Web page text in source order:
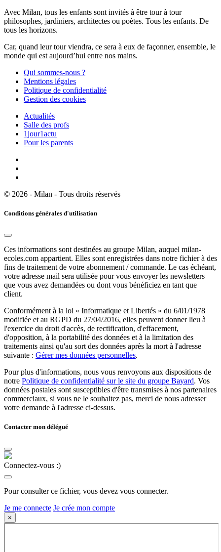
Avec Milan, tous les enfants sont invités à être tour à tour
philosophes, jardiniers, architectes ou poètes. Tous les enfants. De
tous les horizons.
Car, quand leur tour viendra, ce sera à eux de façonner, ensemble, le
monde qui est aujourd’hui entre nos mains.
Qui sommes-nous ?
Mentions légales
Politique de confidentialité
Gestion des cookies
Actualités
Salle des profs
1jour1actu
Pour les parents
© 2026 - Milan - Tous droits réservés
Conditions générales d'utilisation
Ces informations sont destinées au groupe Milan, auquel milan-
ecoles.com appartient. Elles sont enregistrées dans notre fichier à des
fins de traitement de votre abonnement / commande. Le cas échéant,
votre adresse mail sera utilisée pour vous envoyer les newsletters
que vous avez demandées ou dont vous bénéficiez en tant que
client.
Conformément à la loi « Informatique et Libertés » du 6/01/1978
modifiée et au RGPD du 27/04/2016, elles peuvent donner lieu à
l'exercice du droit d'accès, de rectification, d'effacement,
d'opposition, à la portabilité des données et à la limitation des
traitements ainsi qu'au sort des données après la mort à l'adresse
suivante : Gérer mes données personnelles.
Pour plus d'informations, nous vous renvoyons aux dispositions de
notre Politique de confidentialité sur le site du groupe Bayard. Vos
données postales sont susceptibles d'être transmises à nos partenaires
commerciaux, si vous ne le souhaitez pas, merci de nous adresser
votre demande à l'adresse ci-dessus.
Contacter mon délégué
Connectez-vous :)
Pour consulter ce fichier, vous devez vous connecter.
Je me connecte Je crée mon compte
×